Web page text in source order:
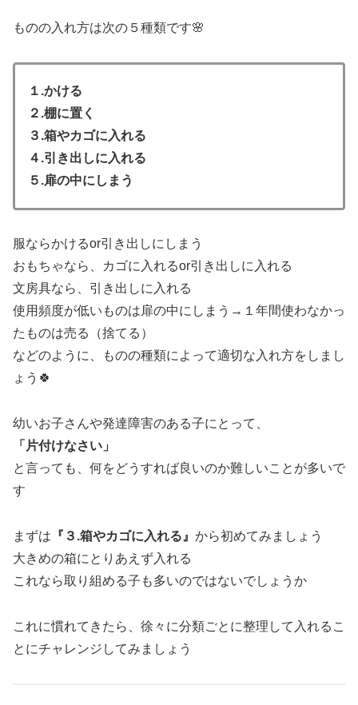
ものの入れ方は次の５種類です🌸
１.かける
２.棚に置く
３.箱やカゴに入れる
４.引き出しに入れる
５.扉の中にしまう
服ならかけるor引き出しにしまう
おもちゃなら、カゴに入れるor引き出しに入れる
文房具なら、引き出しに入れる
使用頻度が低いものは扉の中にしまう→１年間使わなかっ
たものは売る（捨てる）
などのように、ものの種類によって適切な入れ方をしまし
ょう🍀
幼いお子さんや発達障害のある子にとって、
「片付けなさい」
と言っても、何をどうすれば良いのか難しいことが多いで
す
まずは 『３.箱やカゴに入れる』 から初めてみましょう
大きめの箱にとりあえず入れる
これなら取り組める子も多いのではないでしょうか
これに慣れてきたら、徐々に分類ごとに整理して入れるこ
とにチャレンジしてみましょう